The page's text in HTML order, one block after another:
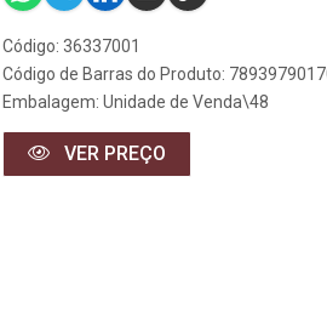
Código: 36337001
Código de Barras do Produto:
Embalagem: Unidade de Venda\48
VER PREÇO